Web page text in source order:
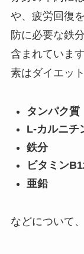
や、疲労回復
防に必要な鉄
含まれていま
素はダイエッ
タンパク質
L-カルニチ
鉄分
ビタミン
亜鉛
などについて